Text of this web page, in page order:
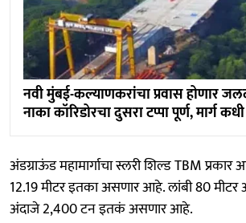
नवी मुंबई-कल्याणकरांचा प्रवास होणार
नाका कॉरिडोरचा दुसरा टप्पा पूर्ण, मार्ग
अंडग्राऊंड महामार्गाचा स्लरी शिल्ड TBM
12.19 मीटर इतका असणार आहे. लांबी 80
अंदाजे 2,400 टन इतकं असणार आहे.